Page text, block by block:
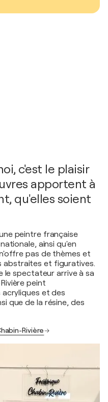
c'est le plaisir
apportent à
qu'elles soient
peintre française
ainsi qu'en
pas de thèmes et
abstraites et figuratives.
le spectateur arrive à sa
peint
et des
que de la résine, des
Rivière